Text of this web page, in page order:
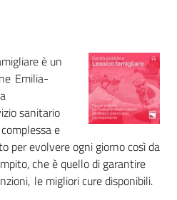
è un
Emilia-
sanitario
e
per evolvere ogni giorno così da
che è quello di garantire
le migliori cure disponibili.